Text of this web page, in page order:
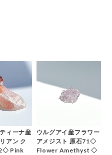
ィーナ産
アン ク
Pink
ウルグアイ産フラワー
アメジスト 原石71◇
Flower Amethyst ◇